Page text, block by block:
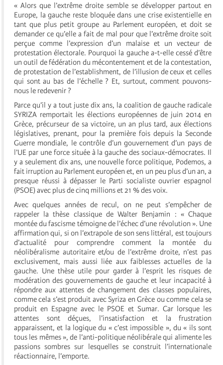
« Alors que l’extrême droite semble se développer partout en
Europe, la gauche reste bloquée dans une crise existentielle en
tant que plus petit groupe au Parlement européen, et doit se
demander ce qu’elle a fait de mal pour que l’extrême droite soit
perçue comme l’expression d’un malaise et un vecteur de
protestation électorale. Pourquoi la gauche a-t-elle cessé d’être
un outil de fédération du mécontentement et de la contestation,
de protestation de l’establishment, de l’illusion de ceux et celles
qui sont au bas de l’échelle ? Et, surtout, comment pouvons-
nous le redevenir ?
Parce qu’il y a tout juste dix ans, la coalition de gauche radicale
SYRIZA remportait les élections européennes de juin 2014 en
Grèce, précurseur de sa victoire, un an plus tard, aux élections
législatives, prenant, pour la première fois depuis la Seconde
Guerre mondiale, le contrôle d’un gouvernement d’un pays de
l’UE par une force située à la gauche des sociaux-démocrates. Il
y a seulement dix ans, une nouvelle force politique, Podemos, a
fait irruption au Parlement européen et, en un peu plus d’un an, a
presque réussi à dépasser le Parti socialiste ouvrier espagnol
(PSOE) avec plus de cinq millions et 21 % des voix.
Avec quelques années de recul, on ne peut s’empêcher de
rappeler la thèse classique de Walter Benjamin : « Chaque
montée du fascisme témoigne de l’échec d’une révolution ». Une
affirmation qui, si on l’extrapole de son sens littéral, est toujours
d’actualité pour comprendre comment la montée du
néolibéralisme autoritaire et/ou de l’extrême droite, n’est pas
exclusivement, mais aussi liée aux faiblesses actuelles de la
gauche. Une thèse utile pour garder à l’esprit les risques de
modération des gouvernements de gauche et leur incapacité à
répondre aux attentes de changement des classes populaires,
comme cela s’est produit avec Syriza en Grèce ou comme cela se
produit en Espagne avec le PSOE et Sumar. Car lorsque les
attentes sont déçues, l’insatisfaction et la frustration
apparaissent, et la logique du « c’est impossible », du « ils sont
tous les mêmes », de l’anti-politique néolibérale qui alimente les
passions sombres sur lesquelles se construit l’internationale
réactionnaire, l’emporte.